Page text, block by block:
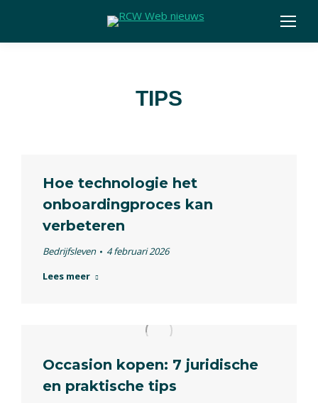
TIPS
Hoe technologie het
onboardingproces kan
verbeteren
Bedrijfsleven
4 februari 2026
Lees meer
Occasion kopen: 7 juridische
en praktische tips